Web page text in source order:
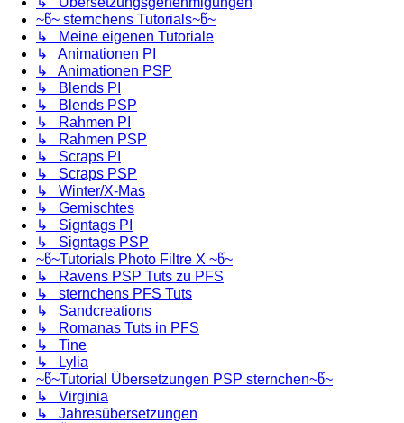
~წ~ sternchens Tutorials~წ~
↳ Meine eigenen Tutoriale
↳ Animationen PI
↳ Animationen PSP
↳ Blends PI
↳ Blends PSP
↳ Rahmen PI
↳ Rahmen PSP
↳ Scraps PI
↳ Scraps PSP
↳ Winter/X-Mas
↳ Gemischtes
↳ Signtags PI
↳ Signtags PSP
~წ~Tutorials Photo Filtre X ~წ~
↳ Ravens PSP Tuts zu PFS
↳ sternchens PFS Tuts
↳ Sandcreations
↳ Romanas Tuts in PFS
↳ Tine
↳ Lylia
~წ~Tutorial Übersetzungen PSP sternchen~წ~
↳ Virginia
↳ Jahresübersetzungen